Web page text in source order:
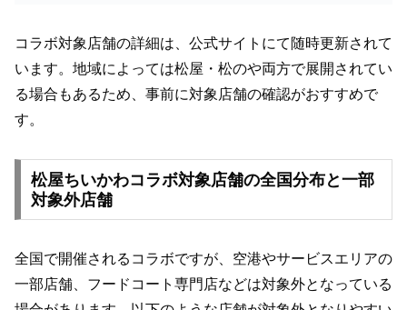
コラボ対象店舗の詳細は、公式サイトにて随時更新されて
います。地域によっては松屋・松のや両方で展開されてい
る場合もあるため、事前に対象店舗の確認がおすすめで
す。
松屋ちいかわコラボ対象店舗の全国分布と一部
対象外店舗
全国で開催されるコラボですが、空港やサービスエリアの
一部店舗、フードコート専門店などは対象外となっている